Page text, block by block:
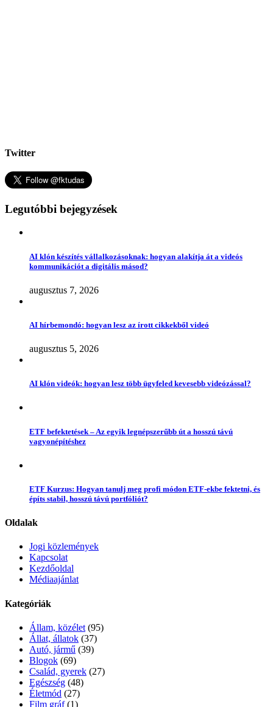
Twitter
Legutóbbi bejegyzések
AI klón készítés vállalkozásoknak: hogyan alakítja át a videós
kommunikációt a digitális másod?
augusztus 7, 2026
AI hírbemondó: hogyan lesz az írott cikkekből videó
augusztus 5, 2026
AI klón videók: hogyan lesz több ügyfeled kevesebb videózással?
ETF befektetések – Az egyik legnépszerűbb út a hosszú távú
vagyonépítéshez
ETF Kurzus: Hogyan tanulj meg profi módon ETF-ekbe fektetni, és
építs stabil, hosszú távú portfóliót?
Oldalak
Jogi közlemények
Kapcsolat
Kezdőoldal
Médiaajánlat
Kategóriák
Állam, közélet (95)
Állat, állatok (37)
Autó, jármű (39)
Blogok (69)
Család, gyerek (27)
Egészség (48)
Életmód (27)
Film gráf(1)